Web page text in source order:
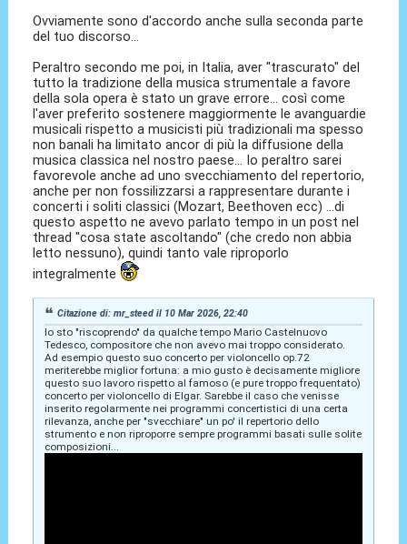
Ovviamente sono d'accordo anche sulla seconda parte
del tuo discorso...
Peraltro secondo me poi, in Italia, aver "trascurato" del
tutto la tradizione della musica strumentale a favore
della sola opera è stato un grave errore... così come
l'aver preferito sostenere maggiormente le avanguardie
musicali rispetto a musicisti più tradizionali ma spesso
non banali ha limitato ancor di più la diffusione della
musica classica nel nostro paese... Io peraltro sarei
favorevole anche ad uno svecchiamento del repertorio,
anche per non fossilizzarsi a rappresentare durante i
concerti i soliti classici (Mozart, Beethoven ecc) ...di
questo aspetto ne avevo parlato tempo in un post nel
thread "cosa state ascoltando" (che credo non abbia
letto nessuno), quindi tanto vale riproporlo
integralmente
Citazione di: mr_steed il 10 Mar 2026, 22:40
Io sto "riscoprendo" da qualche tempo Mario Castelnuovo
Tedesco, compositore che non avevo mai troppo considerato.
Ad esempio questo suo concerto per violoncello op.72
meriterebbe miglior fortuna: a mio gusto è decisamente migliore
questo suo lavoro rispetto al famoso (e pure troppo frequentato)
concerto per violoncello di Elgar. Sarebbe il caso che venisse
inserito regolarmente nei programmi concertistici di una certa
rilevanza, anche per "svecchiare" un po' il repertorio dello
strumento e non riproporre sempre programmi basati sulle solite
composizioni...